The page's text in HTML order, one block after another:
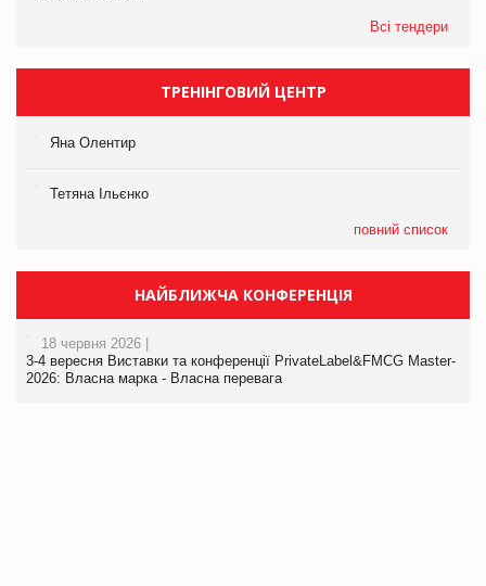
Всі тендери
ТРЕНІНГОВИЙ ЦЕНТР
Яна Олентир
Тетяна Ільєнко
повний список
НАЙБЛИЖЧА КОНФЕРЕНЦІЯ
18 червня 2026 |
3-4 вересня Виставки та конференції PrivateLabel&FMCG Master-
2026: Власна марка - Власна перевага